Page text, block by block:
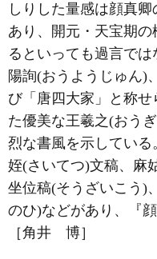
しりした量感は顔真
あり、開元・天宝期
るといっても過言で
陽詢(おうようじゅん)
び「唐四大家」と称
た優美な王羲之(おう
烈な書風を示してい
姪(さいてつ)文稿、麻
坐位稿(そうざいこう)
のひ)などがあり、『
［角井 博］